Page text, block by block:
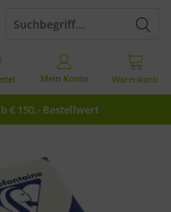
€ 150,- Bestellwert
Warenkorb
Mein Konto